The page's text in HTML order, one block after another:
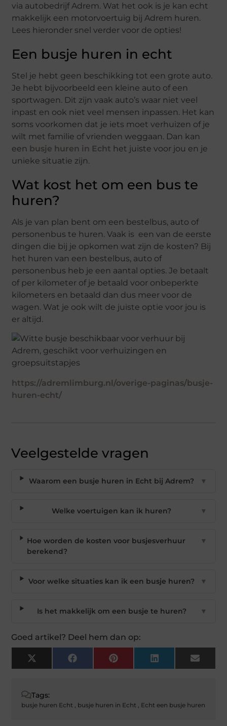
via autobedrijf Adrem. Wat het ook is je kan echt
makkelijk een motorvoertuig bij Adrem huren.
Lees hieronder snel verder voor de opties!
Een busje huren in echt
Stel je hebt geen beschikking tot een grote auto.
Je hebt bijvoorbeeld een kleine auto of een
sportwagen. Dit zijn vaak auto’s waar niet veel
inpast en ook niet veel mensen inpassen. Het kan
soms voorkomen dat je iets moet verhuizen of je
wilt met familie of vrienden weggaan. Dan kan
een busje huren in Echt het juiste voor jou en je
unieke situatie zijn.
Wat kost het om een bus te
huren?
Als je van plan bent om een bestelbus, auto of
personenbus te huren. Vaak is een van de eerste
dingen die bij je opkomen wat zijn de kosten? Bij
het huren van een bestelbus, auto of
personenbus heb je een aantal opties. Je betaalt
of per kilometer of je betaald voor onbeperkte
kilometers en betaald dan dus meer voor de
wagen. Wat je ook wilt de juiste optie voor jou is
er altijd.
https://adremlimburg.nl/overige-paginas/busje-
huren-echt/
Veelgestelde vragen
Waarom een busje huren in Echt bij Adrem? ▼
Welke voertuigen kan ik huren? ▼
Hoe worden de kosten voor busjesverhuur
berekend?
▼
Voor welke situaties kan ik een busje huren? ▼
Is het makkelijk om een busje te huren? ▼
Goed artikel? Deel hem dan op:
X
(Twitter)
Facebook Pinterest LinkedIn Email
Tags:
busje huren Echt , busje huren in Echt , Echt een busje huren